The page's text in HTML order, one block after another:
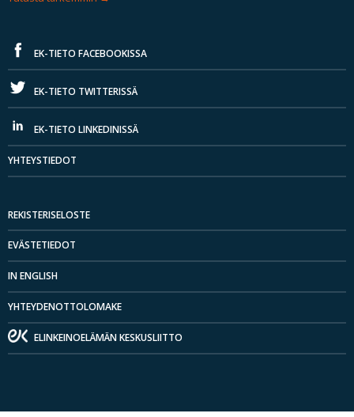
EK-TIETO FACEBOOKISSA
EK-TIETO TWITTERISSÄ
EK-TIETO LINKEDINISSÄ
YHTEYSTIEDOT
REKISTERISELOSTE
EVÄSTETIEDOT
IN ENGLISH
YHTEYDENOTTOLOMAKE
ELINKEINOELÄMÄN KESKUSLIITTO